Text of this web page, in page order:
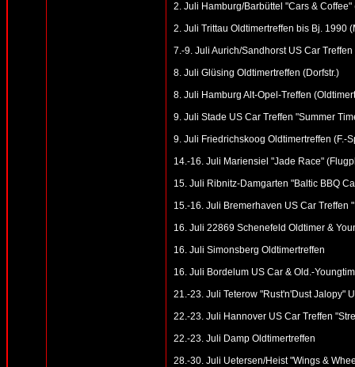
2. Juli Hamburg/Barbüttel "Cars &
2. Juli Trittau Oldtimertreffen bis Bj. 1990
7.-9. Juli Aurich/Sandhorst US Car
8. Juli Glüsing Oldtimertreffen (Dorfstr.)
8. Juli Hamburg Alt-Opel-Treffen
9. Juli Stade US Car Treffen "Summer
9. Juli Friedrichskoog Oldtimertreffen (F.-
14.-16. Juli Mariensiel "Jade Race"
15. Juli Ribnitz-Damgarten "Baltic BBQ
15.-16. Juli Bremerhaven US Car Treffen
16. Juli 22869 Schenefeld Oldtimer &
16. Juli Simonsberg Oldtimertreffen
16. Juli Bordelum US Car & Old.-
21.-23. Juli Teterow "Rust'n'Dust Jalopy"
22.-23. Juli Hannover US Car Treffen
22.-23. Juli Damp Oldtimertreffen
28.-30. Juli Uetersen/Heist "Wings &